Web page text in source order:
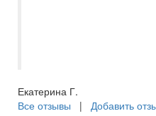
Екатерина Г.
Все отзывы | Добавить